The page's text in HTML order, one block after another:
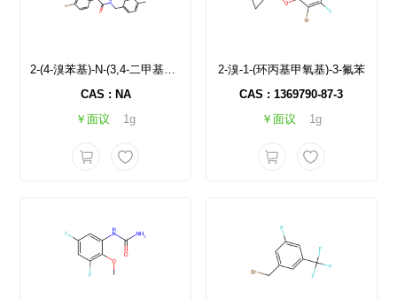
2-(4-溴苯基)-N-(3,4-二甲基苄基)-2-氧代乙酰胺
CAS : NA
￥面议
1g
2-溴-1-(环丙基甲氧基)-3-氟苯
CAS : 1369790-87-3
￥面议
1g